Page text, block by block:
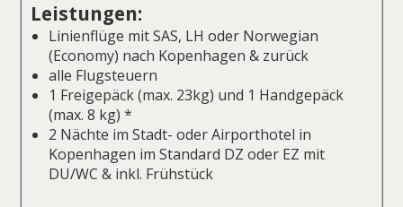
Leistungen:
Linienflüge mit SAS, LH oder Norwegian
(Economy) nach Kopenhagen & zurück
alle Flugsteuern
1 Freigepäck (max. 23kg) und 1 Handgepäck
(max. 8 kg) *
2 Nächte im Stadt- oder Airporthotel in
Kopenhagen im Standard DZ oder EZ mit
DU/WC & inkl. Frühstück